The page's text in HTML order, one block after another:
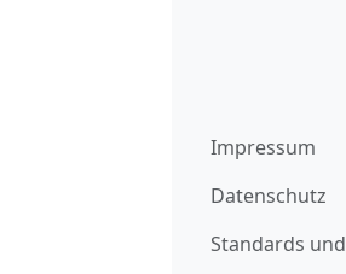
Impressum
Datenschutz
Standards